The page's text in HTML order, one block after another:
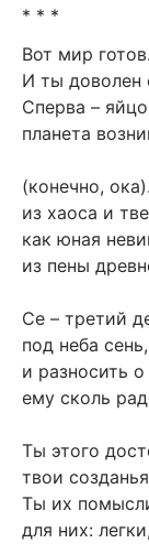
* * *
Вот мир
И ты доволен
Сперва –
планета
(конечно,
из хаоса и
как юная
из пены
Се – третий
под неба
и разносить
ему сколь
Ты этого
твои
Ты их
для них: